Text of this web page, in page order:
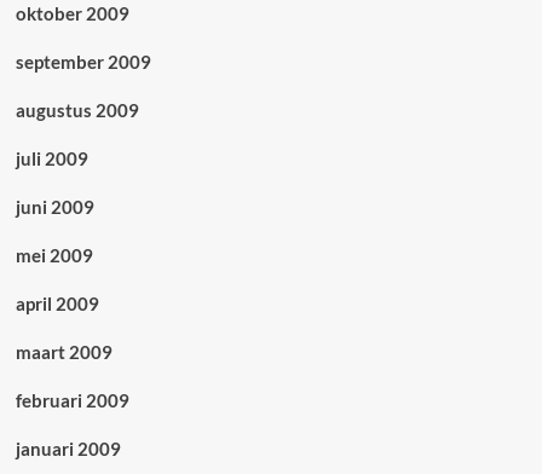
oktober 2009
september 2009
augustus 2009
juli 2009
juni 2009
mei 2009
april 2009
maart 2009
februari 2009
januari 2009